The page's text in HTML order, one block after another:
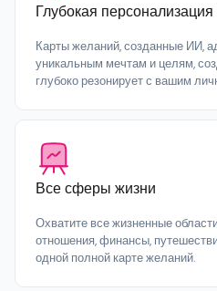
Глубокая персонализация
Карты желаний, созданные ИИ,
уникальным мечтам и целям,
глубоко резонирует с вашим
Все сферы жизни
Охватите все жизненные
отношения, финансы,
одной полной карте желаний.